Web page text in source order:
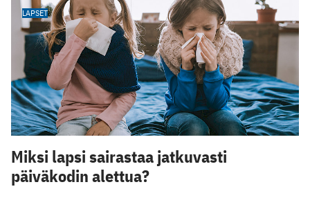
LAPSET
Miksi lapsi sairastaa jatkuvasti
päiväkodin alettua?